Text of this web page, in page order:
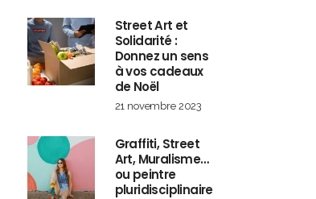
Street Art et
Solidarité :
Donnez un sens
à vos cadeaux
de Noël
21 novembre 2023
Graffiti, Street
Art, Muralisme…
ou peintre
pluridisciplinaire